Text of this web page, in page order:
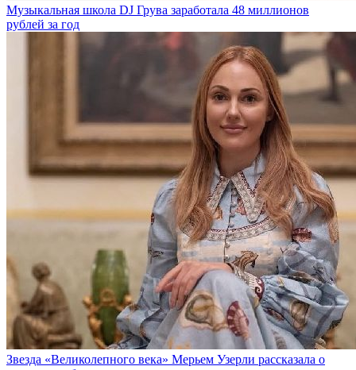
Музыкальная школа DJ Грува заработала 48 миллионов
рублей за год
Звезда «Великолепного века» Мерьем Узерли рассказала о